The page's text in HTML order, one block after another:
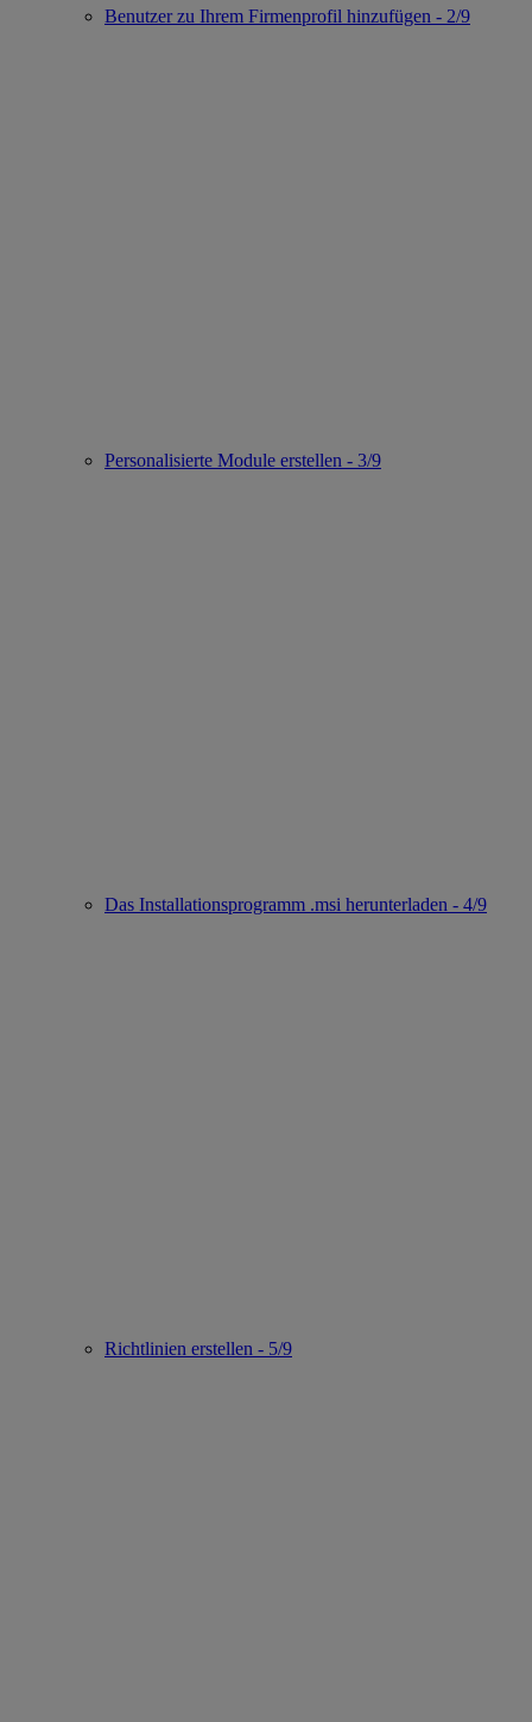
Benutzer zu Ihrem Firmenprofil hinzufügen - 2/9
Personalisierte Module erstellen - 3/9
Das Installationsprogramm .msi herunterladen - 4/9
Richtlinien erstellen - 5/9